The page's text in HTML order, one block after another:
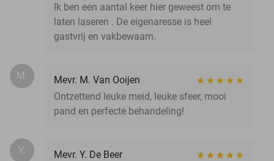
Ik ben een aantal keer hier geweest om te
laten laseren . De eigenaresse is heel
gastvrij en vakbewaam.
M.
Mevr. M. Van Ooijen
Ontzettend leuke meid, leuke sfeer, mooi
pand en perfecte behandeling!
Y.
Mevr. Y. De Beer